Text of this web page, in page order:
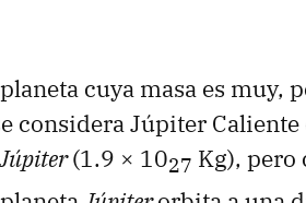
cuya masa es muy,
considera Júpiter
Júpiter(1.9 × 1027 Kg), pero